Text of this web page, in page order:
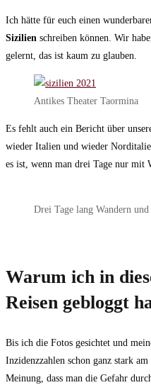
Ich hätte für euch einen
Sizilien schreiben können. Wir
gelernt, das ist kaum zu glauben.
Antikes Theater Taormina
Es fehlt auch ein Bericht über
wieder Italien und wieder
es ist, wenn man drei Tage nur mit
Drei Tage lang Wandern
Warum ich in
Reisen gebloggt
Bis ich die Fotos gesichtet und
Inzidenzzahlen schon ganz stark
Meinung, dass man die Gefahr